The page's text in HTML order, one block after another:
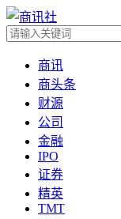
商讯
商头条
财源
公司
金融
IPO
证券
精英
TMT